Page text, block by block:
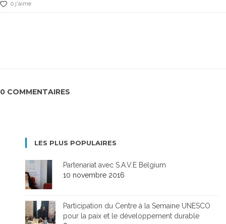
0 j'aime
0 COMMENTAIRES
LES PLUS POPULAIRES
Partenariat avec S.A.V.E Belgium
10 novembre 2016
Participation du Centre à la Semaine UNESCO
pour la paix et le développement durable